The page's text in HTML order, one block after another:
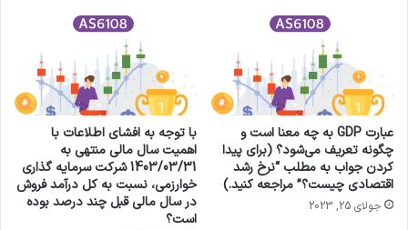
عبارت GDP به چه معنا است و
چگونه تعریف می‌شود؟ (برای پیدا
کردن جواب به مطلب “نرخ رشد
اقتصادی چیست؟” مراجعه کنید.)
جولای 25, 2023
با توجه به افشای اطلاعات با
اهمیت سال مالی منتهی به
1403/03/31 شرکت سرمايه گذاری
خوارزمی، نسبت به كل درآمد فروش
در سال مالی قبل چند درصد بوده
است؟